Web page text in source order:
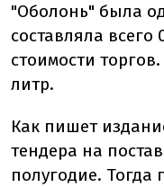
"Оболонь" была
составляла
стоимости
литр.
Как пишет
тендера на
полугодие. Тогда